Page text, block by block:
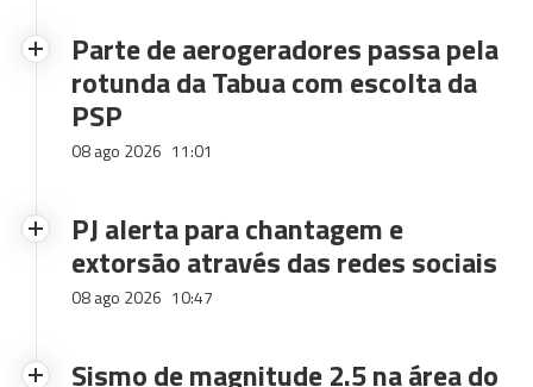
Parte de aerogeradores passa pela
rotunda da Tabua com escolta da
PSP
08 ago 2026 11:01
PJ alerta para chantagem e
extorsão através das redes sociais
08 ago 2026 10:47
Sismo de magnitude 2.5 na área do